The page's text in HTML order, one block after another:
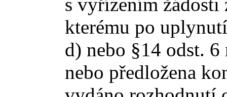
s vyřízením žádosti
kterému po
d) nebo §14 odst.
nebo předložena